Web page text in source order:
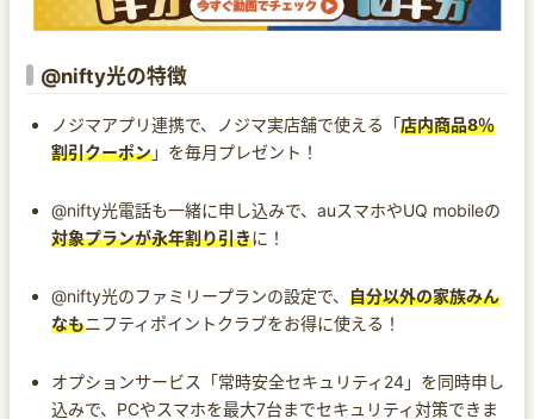
@nifty光の特徴
ノジマアプリ連携で、ノジマ実店舗で使える「店内商品8％
割引クーポン」を毎月プレゼント！
@nifty光電話も一緒に申し込みで、auスマホやUQ mobileの
対象プランが永年割り引きに！
@nifty光のファミリープランの設定で、 自分以外の家族みん
なもニフティポイントクラブをお得に使える！
オプションサービス「常時安全セキュリティ24」を同時申し
込みで、PCやスマホを最大7台までセキュリティ対策できま